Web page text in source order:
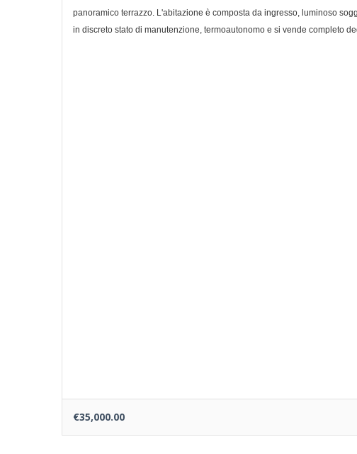
panoramico terrazzo. L'abitazione è composta da ingresso, luminoso
in discreto stato di manutenzione, termoautonomo e si vende completo
€35,000.00